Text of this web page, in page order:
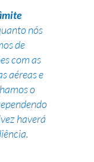
nós
de
com as
aéreas e
o
haverá